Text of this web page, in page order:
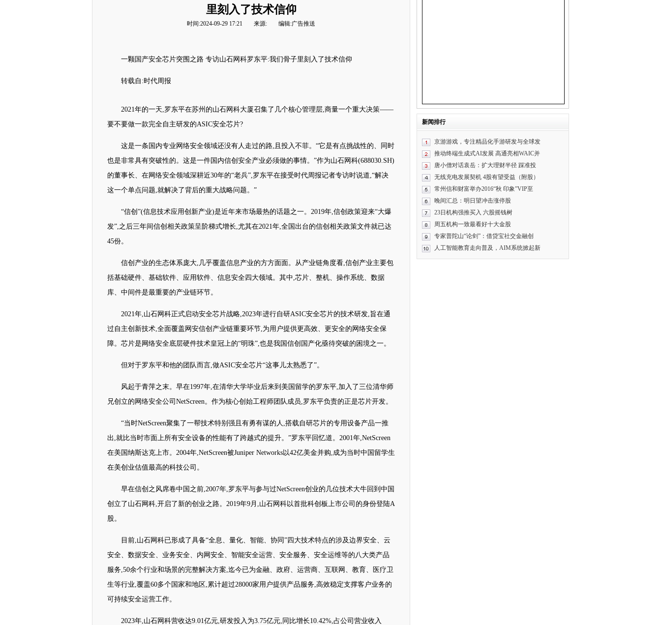
里刻入了技术信仰
时间:2024-09-29 17:21 来源: 编辑:广告推送
一颗国产安全芯片突围之路 专访山石网科罗东平:我们骨子里刻入了技术信仰
转载自:时代周报
2021年的一天,罗东平在苏州的山石网科大厦召集了几个核心管理层,商量一个重大决策——
要不要做一款完全自主研发的ASIC安全芯片?
这是一条国内专业网络安全领域还没有人走过的路,且投入不菲。“它是有点挑战性的、同时
也是非常具有突破性的。这是一件国内信创安全产业必须做的事情。”作为山石网科(688030.SH)
的董事长、在网络安全领域深耕近30年的“老兵”,罗东平在接受时代周报记者专访时说道,“解决
这一个单点问题,就解决了背后的重大战略问题。”
“信创”(信息技术应用创新产业)是近年来市场最热的话题之一。2019年,信创政策迎来“大爆
发”,之后三年间信创相关政策呈阶梯式增长,尤其在2021年,全国出台的信创相关政策文件就已达
45份。
信创产业的生态体系庞大,几乎覆盖信息产业的方方面面。从产业链角度看,信创产业主要包
括基础硬件、基础软件、应用软件、信息安全四大领域。其中,芯片、整机、操作系统、数据
库、中间件是最重要的产业链环节。
2021年,山石网科正式启动安全芯片战略,2023年进行自研ASIC安全芯片的技术研发,旨在通
过自主创新技术,全面覆盖网安信创产业链重要环节,为用户提供更高效、更安全的网络安全保
障。芯片是网络安全底层硬件技术皇冠上的“明珠”,也是我国信创国产化亟待突破的困境之一。
但对于罗东平和他的团队而言,做ASIC安全芯片“这事儿太熟悉了”。
风起于青萍之末。早在1997年,在清华大学毕业后来到美国留学的罗东平,加入了三位清华师
兄创立的网络安全公司NetScreen。作为核心创始工程师团队成员,罗东平负责的正是芯片开发。
“当时NetScreen聚集了一帮技术特别强且有勇有谋的人,搭载自研芯片的专用设备产品一推
出,就比当时市面上所有安全设备的性能有了跨越式的提升。”罗东平回忆道。2001年,NetScreen
在美国纳斯达克上市。2004年,NetScreen被Juniper Networks以42亿美金并购,成为当时中国留学生
在美创业估值最高的科技公司。
早在信创之风席卷中国之前,2007年,罗东平与参与过NetScreen创业的几位技术大牛回到中国
创立了山石网科,开启了新的创业之路。2019年9月,山石网科以首批科创板上市公司的身份登陆A
股。
目前,山石网科已形成了具备“全息、量化、智能、协同”四大技术特点的涉及边界安全、云
安全、数据安全、业务安全、内网安全、智能安全运营、安全服务、安全运维等的八大类产品
服务,50余个行业和场景的完整解决方案,迄今已为金融、政府、运营商、互联网、教育、医疗卫
生等行业,覆盖60多个国家和地区,累计超过28000家用户提供产品服务,高效稳定支撑客户业务的
可持续安全运营工作。
2023年,山石网科营收达9.01亿元,研发投入为3.75亿元,同比增长10.42%,占公司营业收入
新闻排行
京游游戏，专注精品化手游研发与全球发
推动终端生成式AI发展 高通亮相WAIC并
唐小僧对话袁岳：扩大理财半径 踩准投
无线充电发展契机 4股有望受益（附股）
常州信和财富举办2016“秋 印象”VIP至
晚间汇总：明日望冲击涨停股
23日机构强推买入 六股摇钱树
周五机构一致最看好十大金股
专家普陀山“论剑”：借贷宝社交金融创
人工智能教育走向普及，AIM系统掀起新